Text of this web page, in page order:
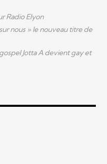
Radio Elyon
nous » le nouveau titre de
Jotta A devient gay et